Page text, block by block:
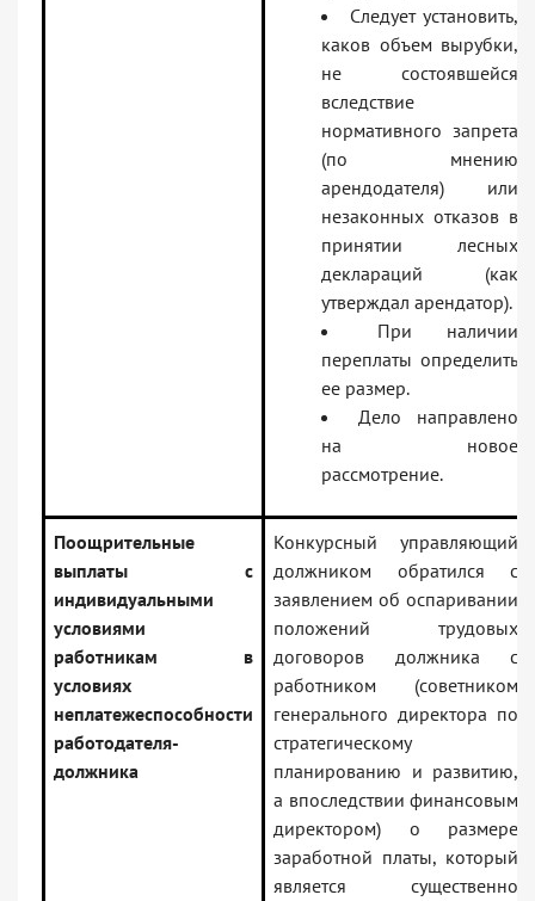
Следует установить,
каков объем вырубки,
не состоявшейся
вследствие
нормативного запрета
(по мнению
арендодателя) или
незаконных отказов в
принятии лесных
деклараций (как
утверждал арендатор).
При наличии
переплаты определить
ее размер.
Дело направлено
на новое
рассмотрение.
Поощрительные
выплаты с
индивидуальными
условиями
работникам в
условиях
неплатежеспособности
работодателя-
должника
Конкурсный управляющий
должником обратился с
заявлением об оспаривании
положений трудовых
договоров должника с
работником (советником
генерального директора по
стратегическому
планированию и развитию,
а впоследствии финансовым
директором) о размере
заработной платы, который
является существенно